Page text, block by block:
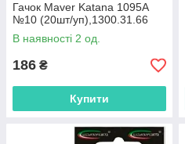
Гачок Maver Katana 1095A
№10 (20шт/уп),1300.31.66
В наявності 2 од.
186 ₴
Купити